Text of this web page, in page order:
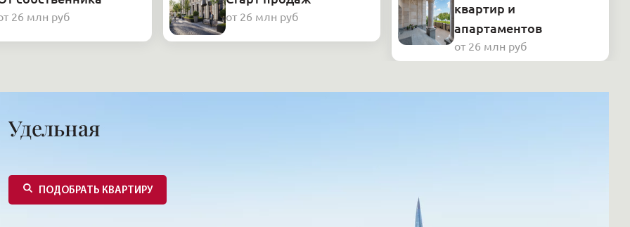
26 млн руб от 26 млн руб
квартир и
апартаментов
от 26 млн руб
Удельная
ПОДОБРАТЬ КВАРТИРУ